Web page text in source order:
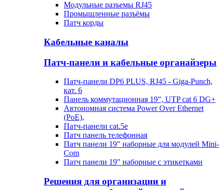
Модульные разъемы RJ45
Промышленные разъёмы
Патч корды
Кабельные каналы
Патч-панели и кабельные органайзеры
Патч-панели DP6 PLUS, RJ45 - Giga-Punch,
кат. 6
Панель коммутационная 19", UTP cat 6 DG+
Автономная система Power Over Ethernet
(PoE),
Патч-панели cat.5e
Патч панель телефонная
Патч панели 19" наборные для модулей Mini-
Com
Патч панели 19" наборные с этикетками
Решения для организации и